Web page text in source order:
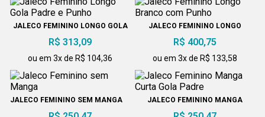
JALECO FEMININO LONGO GOLA
PADRE E PUNHO
R$ 313,09
ou em 3x de R$ 104,36
JALECO FEMININO LONGO
BRANCO COM PUNHO
R$ 400,75
ou em 3x de R$ 133,58
JALECO FEMININO SEM MANGA
JALECO FEMININO MANGA
CURTA GOLA PADRE